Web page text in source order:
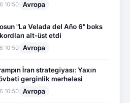
10:50 Avropa
"La Velada del Año 6" boks
alt-üst etdi
10:50 Avropa
İran strategiyası: Yaxın
gərginlik mərhələsi
10:50 Avropa